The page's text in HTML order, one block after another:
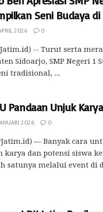
Seni Budaya di
2026 0
-- Turut serta
Sidoarjo, SMP Negeri 1
tradisional, ...
Pandaan Unjuk
2026 0
— Banyak cara
karya dan potensi siswa
satunya melalui event di